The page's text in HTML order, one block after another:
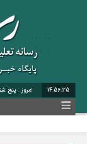
14:56:36 امروز : پنج شنبه - ۱۵